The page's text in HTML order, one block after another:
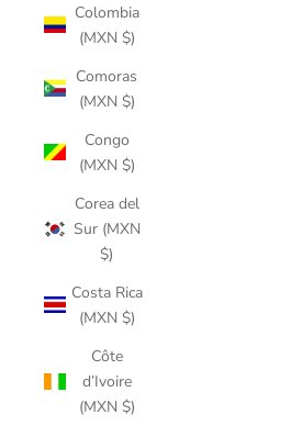
Colombia
(MXN $)
Comoras
(MXN $)
Congo
(MXN $)
Corea del
Sur (MXN
$)
Costa Rica
(MXN $)
Côte
d’Ivoire
(MXN $)